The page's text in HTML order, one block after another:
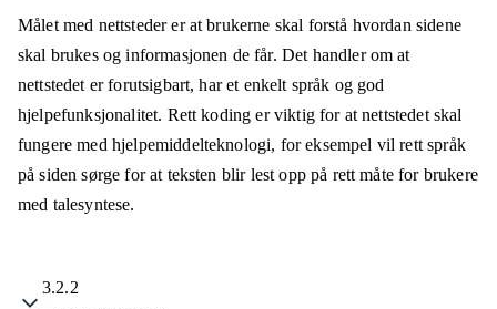
Målet med nettsteder er at brukerne skal forstå hvordan sidene
skal brukes og informasjonen de får. Det handler om at
nettstedet er forutsigbart, har et enkelt språk og god
hjelpefunksjonalitet. Rett koding er viktig for at nettstedet skal
fungere med hjelpemiddelteknologi, for eksempel vil rett språk
på siden sørge for at teksten blir lest opp på rett måte for brukere
med talesyntese.
3.2.2